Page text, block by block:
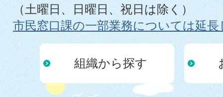
（土曜日、日曜日、祝日は除く）
市民窓口課の一部業務については延
組織から探す